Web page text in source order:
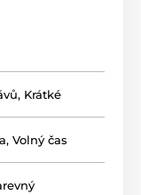
, Krátké
, Volný čas